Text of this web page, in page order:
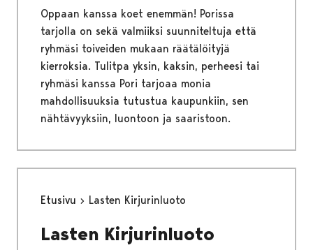
Oppaan kanssa koet enemmän! Porissa
tarjolla on sekä valmiiksi suunniteltuja että
ryhmäsi toiveiden mukaan räätälöityjä
kierroksia. Tulitpa yksin, kaksin, perheesi tai
ryhmäsi kanssa Pori tarjoaa monia
mahdollisuuksia tutustua kaupunkiin, sen
nähtävyyksiin, luontoon ja saaristoon.
Etusivu Lasten Kirjurinluoto
Lasten Kirjurinluoto